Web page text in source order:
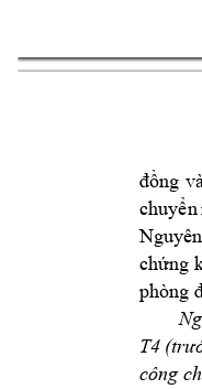
đồng
chuyển
chứng
phòng
T4
công